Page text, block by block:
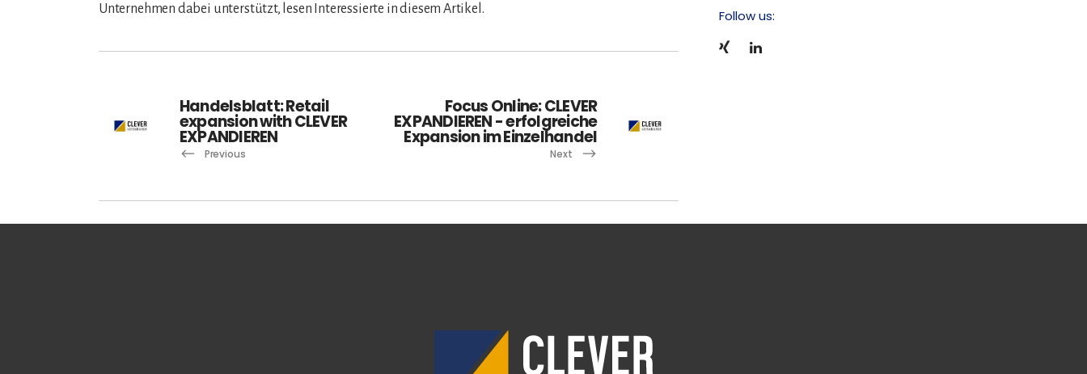
Unternehmen dabei unterstützt, lesen Interessierte in diesem Artikel.
Handelsblatt: Retail
expansion with CLEVER
EXPANDIEREN
Previous
Focus Online: CLEVER
EXPANDIEREN - erfolgreiche
Expansion im Einzelhandel
Next
Follow us: